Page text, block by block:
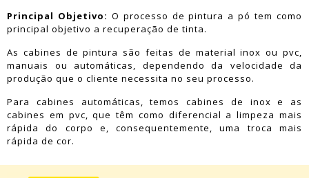
Principal Objetivo: O processo de pintura a pó tem como
principal objetivo a recuperação de tinta.
As cabines de pintura são feitas de material inox ou pvc,
manuais ou automáticas, dependendo da velocidade da
produção que o cliente necessita no seu processo.
Para cabines automáticas, temos cabines de inox e as
cabines em pvc, que têm como diferencial a limpeza mais
rápida do corpo e, consequentemente, uma troca mais
rápida de cor.